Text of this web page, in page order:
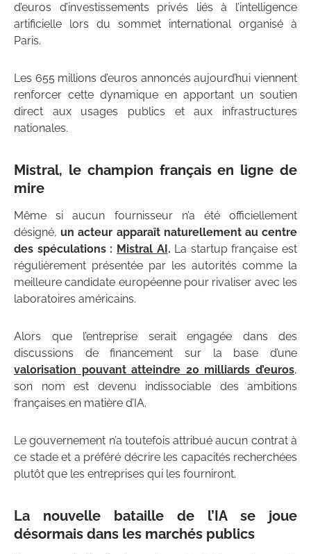
d’euros d’investissements privés liés à l’intelligence
artificielle lors du sommet international organisé à
Paris.
Les 655 millions d’euros annoncés aujourd’hui viennent
renforcer cette dynamique en apportant un soutien
direct aux usages publics et aux infrastructures
nationales.
Mistral, le champion français en ligne de
mire
Même si aucun fournisseur n’a été officiellement
désigné, un acteur apparaît naturellement au centre
des spéculations : Mistral AI. La startup française est
régulièrement présentée par les autorités comme la
meilleure candidate européenne pour rivaliser avec les
laboratoires américains.
Alors que l’entreprise serait engagée dans des
discussions de financement sur la base d’une
valorisation pouvant atteindre 20 milliards d’euros,
son nom est devenu indissociable des ambitions
françaises en matière d’IA.
Le gouvernement n’a toutefois attribué aucun contrat à
ce stade et a préféré décrire les capacités recherchées
plutôt que les entreprises qui les fourniront.
La nouvelle bataille de l’IA se joue
désormais dans les marchés publics